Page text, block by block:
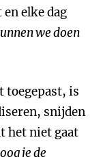
elke dag
we doen
toegepast, is
snijden
het niet gaat
je de